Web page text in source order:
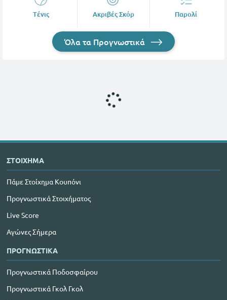
Tένις Ακριβές Σκόρ Παρολί
Όλα τα Προγνωστικά
ΣΤΟΙΧΗΜΑ
Πάμε Στοίχημα Κουπόνι
Προγνωστικά Στοιχήματος
Live Score
Αγώνες Σήμερα
ΠΡΟΓΝΩΣΤΙΚΑ
Προγνωστικά Ποδοσφαίρου
Προγνωστικά Γκολ Γκολ